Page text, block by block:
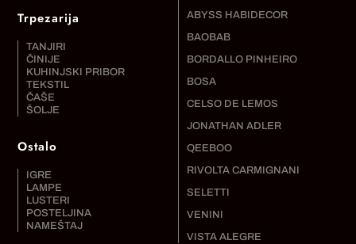
Trpezarija
TANJIRI
ČINIJE
KUHINJSKI PRIBOR
TEKSTIL
ČAŠE
ŠOLJE
Ostalo
IGRE
LAMPE
LUSTERI
POSTELJINA
NAMEŠTAJ
ABYSS HABIDECOR
BAOBAB
BORDALLO PINHEIRO
BOSA
CELSO DE LEMOS
JONATHAN ADLER
QEEBOO
RIVOLTA CARMIGNANI
SELETTI
VENINI
VISTA ALEGRE